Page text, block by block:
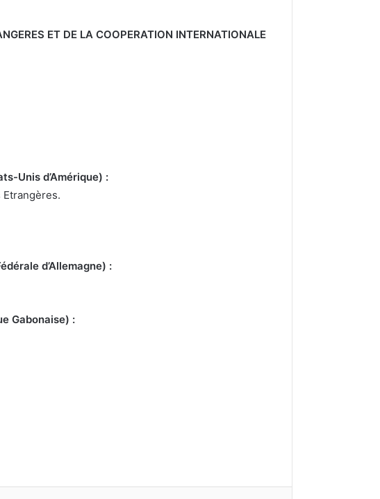
ET DE LA COOPERATION INTERNATIONALE
Unis d’Amérique) :
d’Allemagne) :
Gabonaise) :